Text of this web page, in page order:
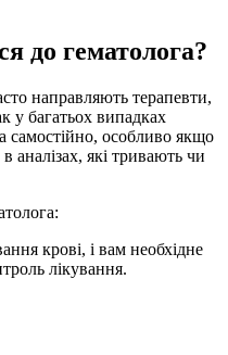
до гематолога?
направляють терапевти,
у багатьох випадках
самостійно, особливо якщо
аналізах, які тривають чи
крові, і вам необхідне
лікування.